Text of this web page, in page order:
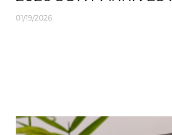
01/19/2026